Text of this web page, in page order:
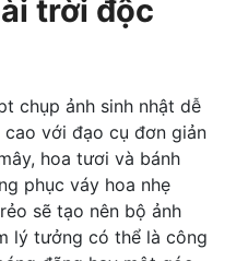
trời độc
chụp ảnh sinh nhật dễ
với đạo cụ đơn giản
hoa tươi và bánh
phục váy hoa nhẹ
sẽ tạo nên bộ ảnh
lý tưởng có thể là công